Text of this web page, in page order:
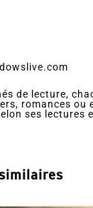
de lecture,
romances ou
ses lectures